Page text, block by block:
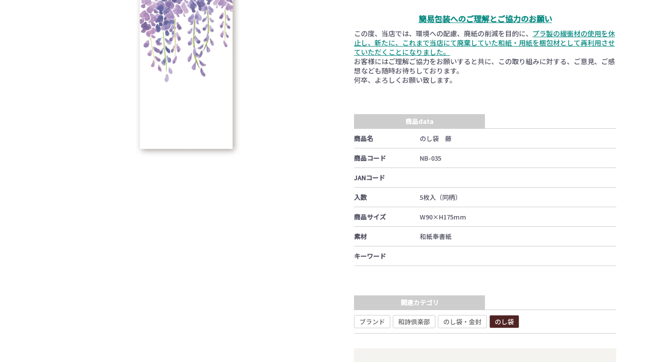
簡易包装へのご理解とご協力のお願い
この度、当店では、環境への配慮、廃紙の削減を目的に、 プラ製の緩衝材の使用を休
止し、新たに、これまで当店にて廃棄していた和紙・用紙を梱包材として再利用させ
ていただくことになりました。
お客様にはご理解ご協力をお願いすると共に、この取り組みに対する、ご意見、ご感
想なども随時お待ちしております。
何卒、よろしくお願い致します。
商品data
商品名
のし袋 藤
商品コード NB-035
JANコード
入数 5枚入（同柄）
商品サイズ W90×H175mm
素材 和紙奉書紙
キーワード
関連カテゴリ
ブランド 和詩倶楽部 のし袋・金封 のし袋